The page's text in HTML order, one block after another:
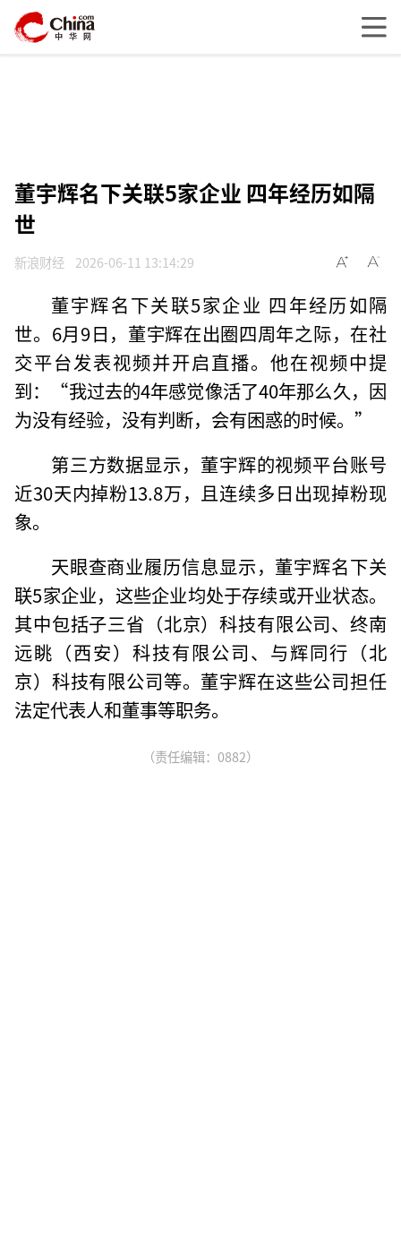
董宇辉名下关联5家企业 四年经历如隔
世
新浪财经 2026-06-11 13:14:29
董宇辉名下关联5家企业 四年经历如隔
世。6月9日，董宇辉在出圈四周年之际，在社
交平台发表视频并开启直播。他在视频中提
到：“我过去的4年感觉像活了40年那么久，因
为没有经验，没有判断，会有困惑的时候。”
第三方数据显示，董宇辉的视频平台账号
近30天内掉粉13.8万，且连续多日出现掉粉现
象。
天眼查商业履历信息显示，董宇辉名下关
联5家企业，这些企业均处于存续或开业状态。
其中包括子三省（北京）科技有限公司、终南
远眺（西安）科技有限公司、与辉同行（北
京）科技有限公司等。董宇辉在这些公司担任
法定代表人和董事等职务。
（责任编辑：0882）